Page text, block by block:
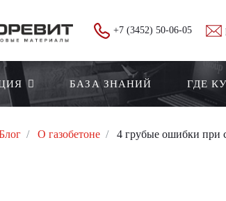
+7 (3452) 50-06-05
БАЗА ЗНАНИЙ ГДЕ
О газобетоне 4 грубые ошибки при